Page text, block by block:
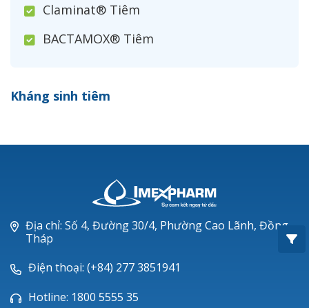
Claminat® Tiêm
BACTAMOX® Tiêm
Ceftizoxim®
Piperacillin
Ticarlinat®
Zobacta®
Bacsulfo®
Kháng sinh tiêm
Địa chỉ: Số 4, Đường 30/4, Phường Cao Lãnh, Đồng
Tháp
Điện thoại: (+84) 277 3851941
Hotline: 1800 5555 35